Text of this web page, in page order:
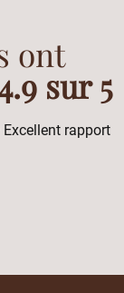
ont
sur 5
Excellent rapport